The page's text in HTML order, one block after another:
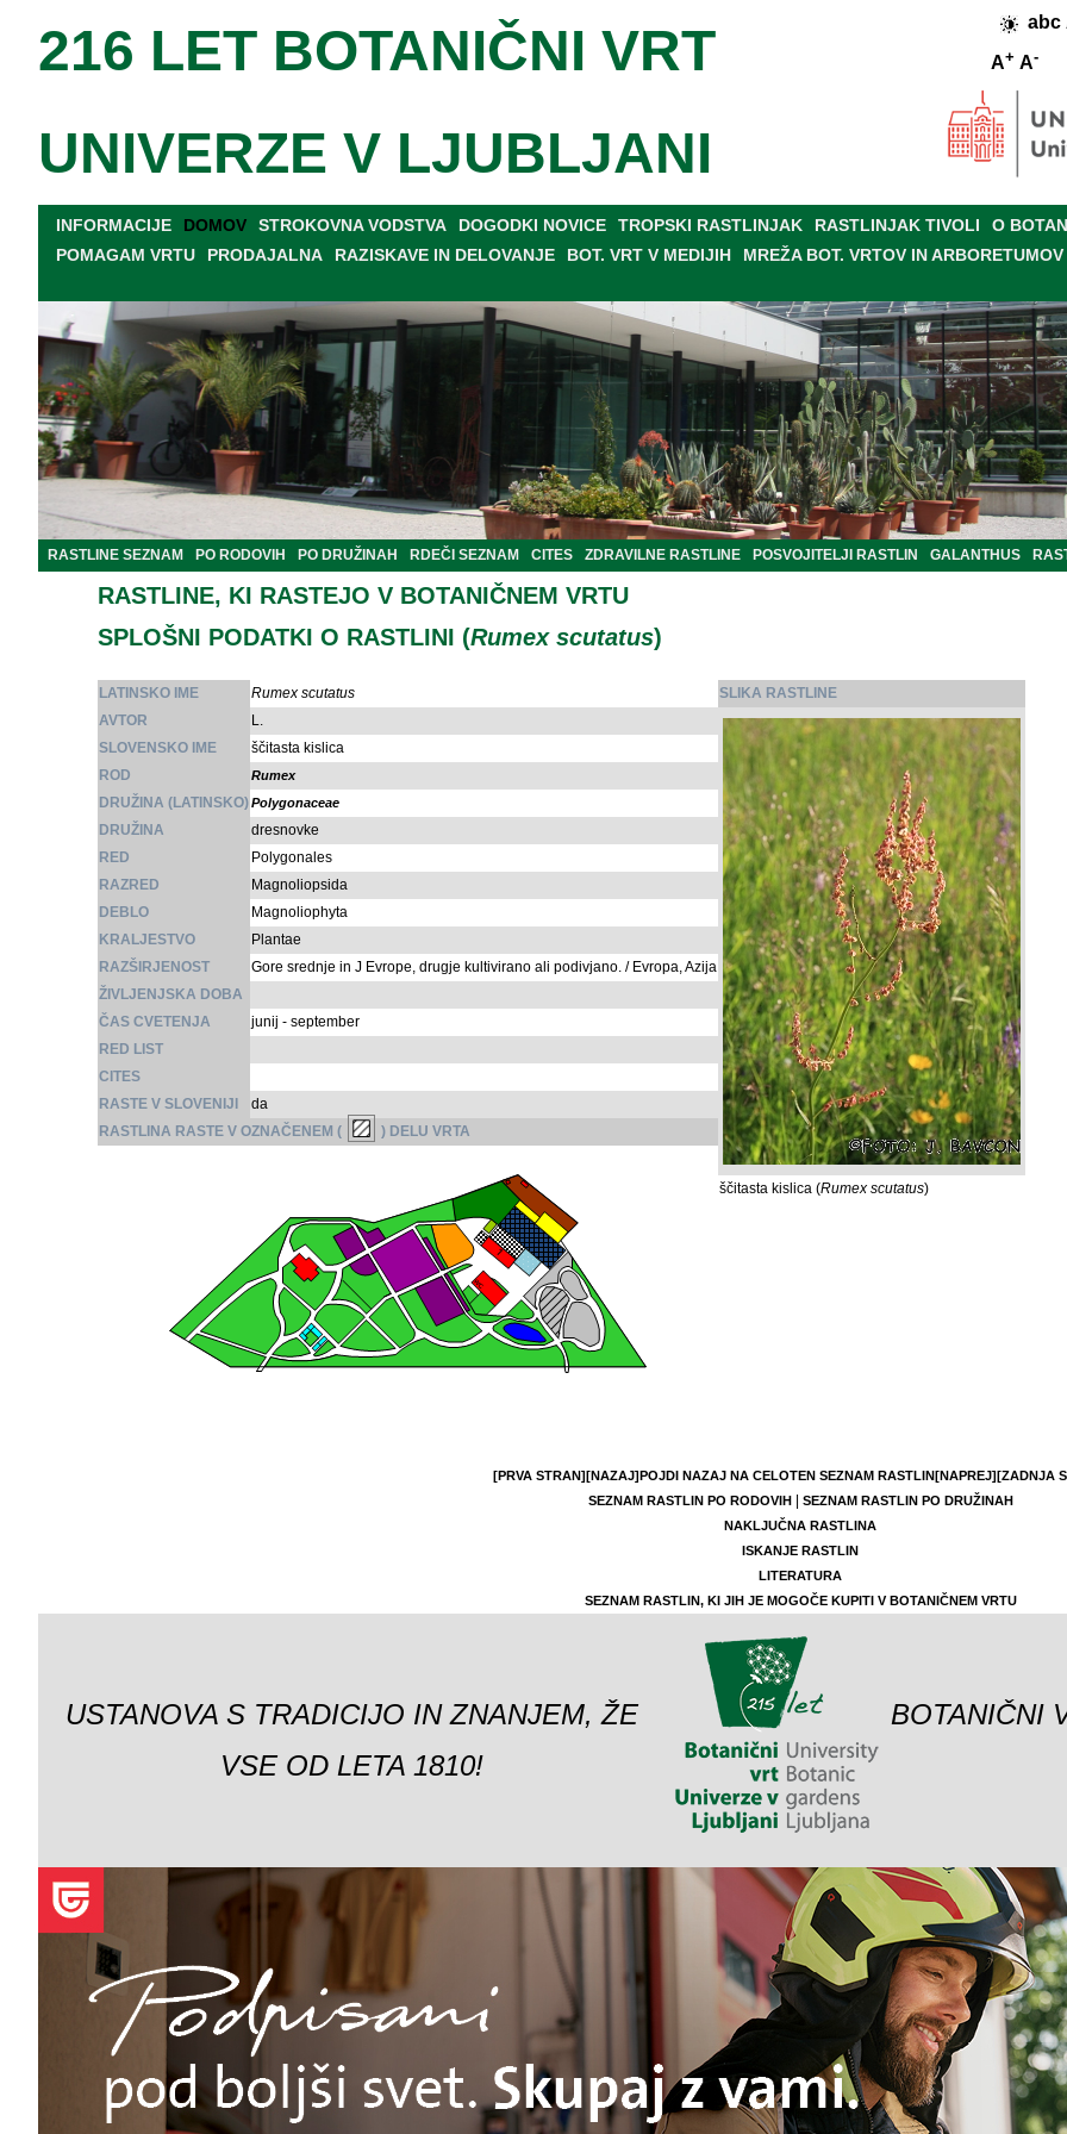
abc
A+ A-
216 LET BOTANIČNI VRT
UNIVERZE V LJUBLJANI
INFORMACIJE DOMOV STROKOVNA VODSTVA DOGODKI NOVICE TROPSKI RASTLINJAK RASTLINJAK TIVOLI O
POMAGAM VRTU
PRODAJALNA RAZISKAVE IN DELOVANJE BOT. VRT V MEDIJIH MREŽA BOT. VRTOV IN ARBORETUMOV
RASTLINE SEZNAM PO RODOVIH PO DRUŽINAH RDEČI SEZNAM CITES ZDRAVILNE RASTLINE POSVOJITELJI RASTLIN GALANTHUS
RASTLINE, KI RASTEJO V BOTANIČNEM VRTU
SPLOŠNI PODATKI O RASTLINI (Rumex scutatus)
LATINSKO IME
Rumex scutatus
AVTOR
L.
SLOVENSKO IME
ščitasta kislica
ROD
Rumex
DRUŽINA (LATINSKO)Polygonaceae
DRUŽINA
dresnovke
RED
Polygonales
RAZRED
Magnoliopsida
DEBLO
Magnoliophyta
KRALJESTVO
Plantae
RAZŠIRJENOST
Gore srednje in J Evrope, drugje kultivirano ali podivjano. / Evropa, Azija
ŽIVLJENJSKA DOBA
ČAS CVETENJA
junij - september
RED LIST
CITES
RASTE V SLOVENIJI
da
RASTLINA RASTE V OZNAČENEM (
) DELU VRTA
SLIKA RASTLINE
ščitasta kislica (Rumex scutatus)
[PRVA STRAN][NAZAJ]POJDI NAZAJ NA CELOTEN SEZNAM RASTLIN[NAPREJ][ZADNJA
SEZNAM RASTLIN PO RODOVIH|
SEZNAM RASTLIN PO DRUŽINAH
NAKLJUČNA RASTLINA
ISKANJE RASTLIN
LITERATURA
SEZNAM RASTLIN, KI JIH JE MOGOČE KUPITI V BOTANIČNEM VRTU
USTANOVA S TRADICIJO IN ZNANJEM, ŽE
VSE OD LETA 1810!
BOTANIČNI